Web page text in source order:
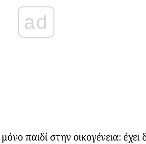
ad
παιδί στην οικογένεια: